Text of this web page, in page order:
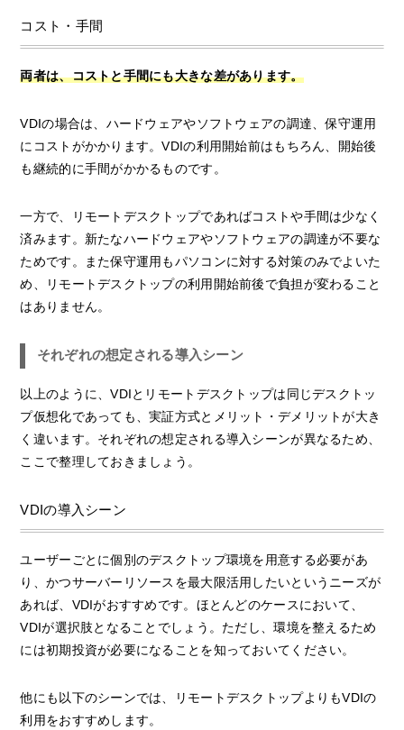
コスト・手間
両者は、コストと手間にも大きな差があります。
VDIの場合は、ハードウェアやソフトウェアの調達、保守運用
にコストがかかります。VDIの利用開始前はもちろん、開始後
も継続的に手間がかかるものです。
一方で、リモートデスクトップであればコストや手間は少なく
済みます。新たなハードウェアやソフトウェアの調達が不要な
ためです。また保守運用もパソコンに対する対策のみでよいた
め、リモートデスクトップの利用開始前後で負担が変わること
はありません。
それぞれの想定される導入シーン
以上のように、VDIとリモートデスクトップは同じデスクトッ
プ仮想化であっても、実証方式とメリット・デメリットが大き
く違います。それぞれの想定される導入シーンが異なるため、
ここで整理しておきましょう。
VDIの導入シーン
ユーザーごとに個別のデスクトップ環境を用意する必要があ
り、かつサーバーリソースを最大限活用したいというニーズが
あれば、VDIがおすすめです。ほとんどのケースにおいて、
VDIが選択肢となることでしょう。ただし、環境を整えるため
には初期投資が必要になることを知っておいてください。
他にも以下のシーンでは、リモートデスクトップよりもVDIの
利用をおすすめします。